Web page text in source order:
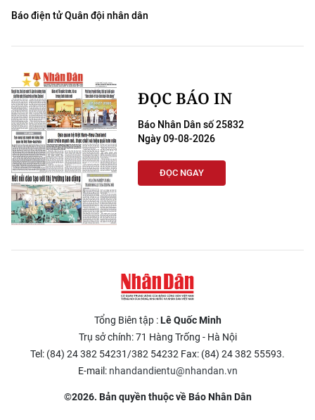
Báo điện tử Quân đội nhân dân
ĐỌC BÁO IN
Báo Nhân Dân số 25832
Ngày 09-08-2026
ĐỌC NGAY
Tổng Biên tập :Lê Quốc Minh
Trụ sở chính: 71 Hàng Trống - Hà Nội
Tel: (84) 24 382 54231/382 54232 Fax: (84) 24 382 55593.
E-mail: nhandandientu@nhandan.vn
©2026. Bản quyền thuộc về Báo Nhân Dân